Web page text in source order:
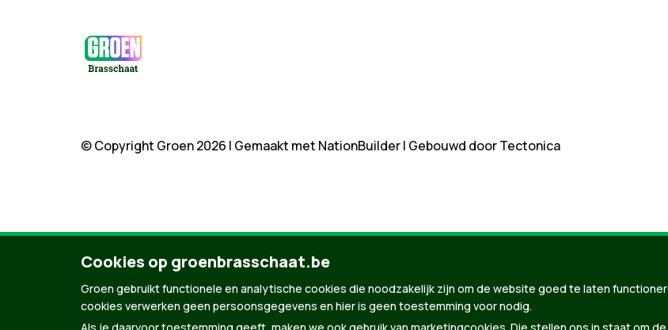
© Copyright Groen 2026 | Gemaakt met NationBuilder| Gebouwd doorTectonica
Cookies op groenbrasschaat.be
Groen gebruikt functionele en analytische cookies die noodzakelijk zijn om de website goed te laten
cookies verwerken geen persoonsgegevens en hier is geen toestemming voor nodig.